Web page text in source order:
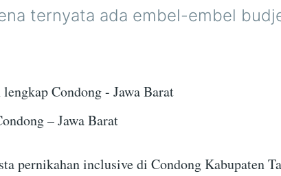
ternyata ada embel-embel
– Jawa Barat
pernikahan inclusive di Condong Kabupaten